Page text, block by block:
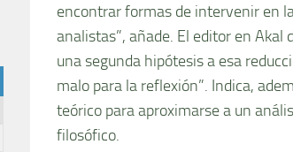
encontrar formas de intervenir en
analistas”, añade. El editor en Akal
una segunda hipótesis a esa
malo para la reflexión”. Indica,
teórico para aproximarse a un
filosófico.